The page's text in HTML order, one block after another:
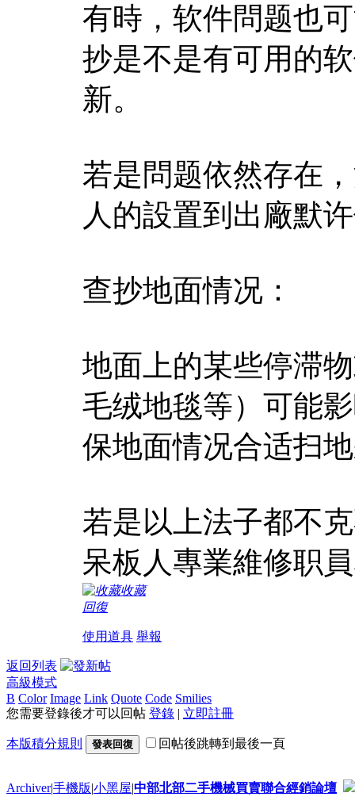
有時，软件問题也
抄是不是有可用的
新。
若是問题依然存在
人的設置到出廠默
查抄地面情况：
地面上的某些停滞
毛绒地毯等）可能
保地面情况合适扫
若是以上法子都不
呆板人專業維修职
收藏
回復
使用道具 舉報
返回列表
高級模式
B Color Image Link Quote Code Smilies
您需要登錄後才可以回帖 登錄 | 立即註冊
本版積分規則 發表回復 回帖後跳轉到最後一頁
Archiver|手機版|小黑屋|中部北部二手機械買賣聯合經銷論壇